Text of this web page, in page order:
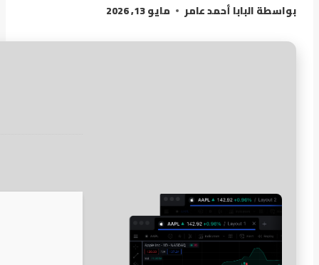
بواسطةالبابا أحمد عامر مايو 13, 2026